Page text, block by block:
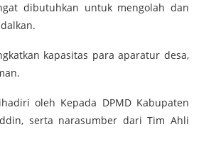
dibutuhkan untuk mengolah dan
kapasitas para aparatur desa,
oleh Kepada DPMD Kabupaten
serta narasumber dari Tim Ahli